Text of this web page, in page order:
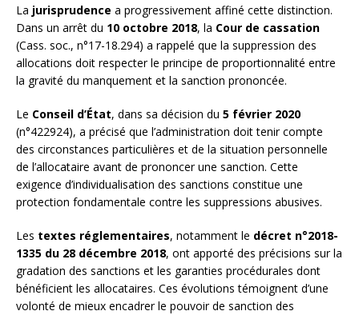
La jurisprudence a progressivement affiné cette distinction.
Dans un arrêt du 10 octobre 2018, la Cour de cassation
(Cass. soc., n°17-18.294) a rappelé que la suppression des
allocations doit respecter le principe de proportionnalité entre
la gravité du manquement et la sanction prononcée.
Le Conseil d’État, dans sa décision du 5 février 2020
(n°422924), a précisé que l’administration doit tenir compte
des circonstances particulières et de la situation personnelle
de l’allocataire avant de prononcer une sanction. Cette
exigence d’individualisation des sanctions constitue une
protection fondamentale contre les suppressions abusives.
Les textes réglementaires, notamment le décret n°2018-
1335 du 28 décembre 2018, ont apporté des précisions sur la
gradation des sanctions et les garanties procédurales dont
bénéficient les allocataires. Ces évolutions témoignent d’une
volonté de mieux encadrer le pouvoir de sanction des